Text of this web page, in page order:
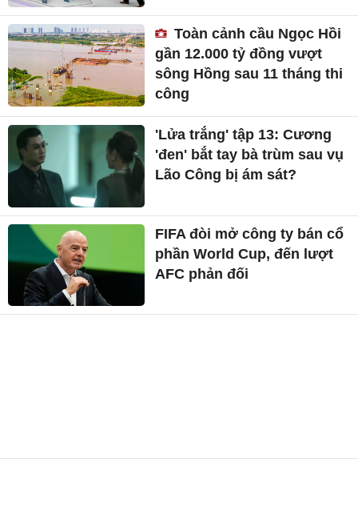
Toàn cảnh cầu Ngọc Hồi
gần 12.000 tỷ đồng vượt
sông Hồng sau 11 tháng thi
công
'Lửa trắng' tập 13: Cương
'đen' bắt tay bà trùm sau vụ
Lão Công bị ám sát?
FIFA đòi mở công ty bán cổ
phần World Cup, đến lượt
AFC phản đối